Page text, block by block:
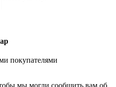
покупателями